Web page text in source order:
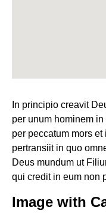
In principio creavit
per unum hominem
per peccatum mors
pertransiit in quo
Deus mundum ut
qui credit in eum non
Image with